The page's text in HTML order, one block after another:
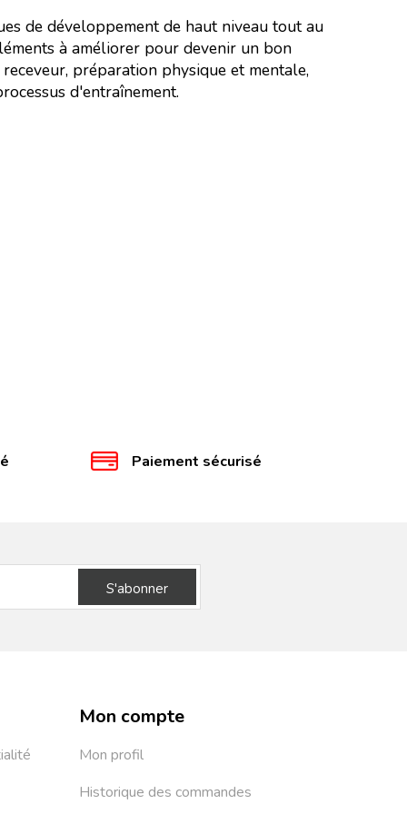
de développement de haut niveau tout au
à améliorer pour devenir un bon
préparation physique et mentale,
d'entraînement.
Paiement sécurisé
S'abonner
Mon compte
Mon profil
Historique des commandes